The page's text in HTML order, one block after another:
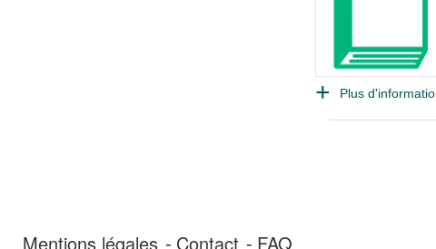
Plus
Mentions légales Contact FAQ